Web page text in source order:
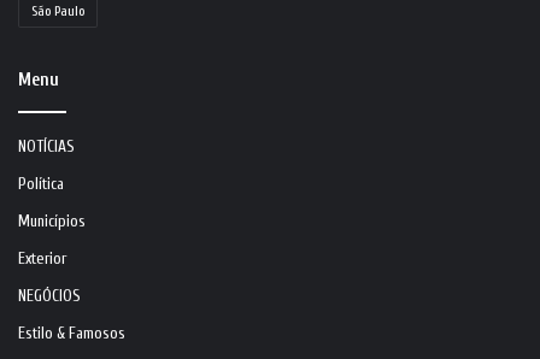
São Paulo
Menu
NOTÍCIAS
Política
Municípios
Exterior
NEGÓCIOS
Estilo & Famosos